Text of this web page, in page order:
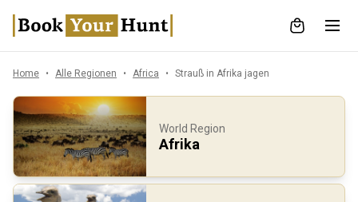
Home Alle Regionen Africa Strauß in Afrika jagen
World Region
Afrika